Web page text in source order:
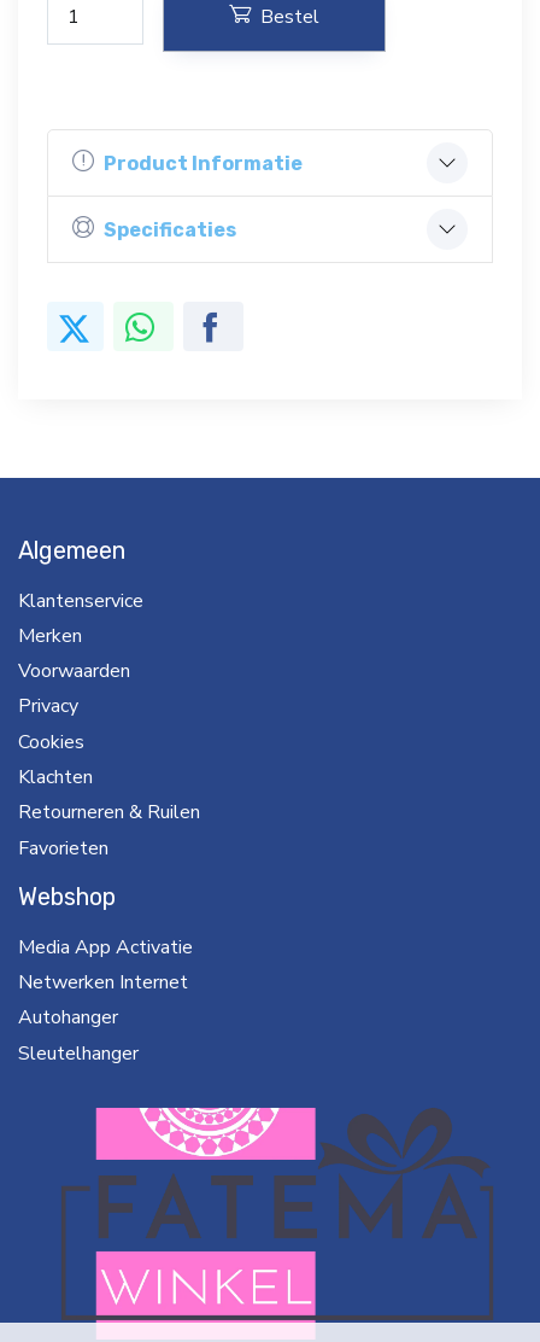
Bestel
Product Informatie
Specificaties
Algemeen
Klantenservice
Merken
Voorwaarden
Privacy
Cookies
Klachten
Retourneren & Ruilen
Favorieten
Webshop
Media App Activatie
Netwerken Internet
Autohanger
Sleutelhanger